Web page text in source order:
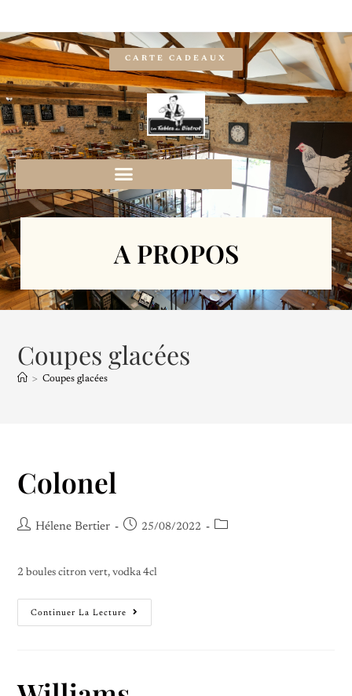
CARTE CADEAUX
A PROPOS
Coupes glacées
> Coupes glacées
Colonel
Hélene Bertier 25/08/2022
2 boules citron vert, vodka 4cl
Continuer La Lecture